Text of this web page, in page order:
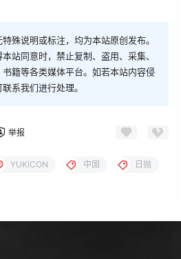
殊说明或标注，均为本站原创发布。
站同意时，禁止复制、盗用、采集、
籍等各类媒体平台。如若本站内容侵
系我们进行处理。
举报
YUKICON 中国 日抛